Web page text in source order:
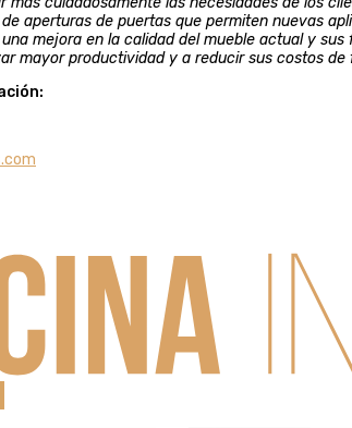
aperturas de puertas que permiten nuevas
mejora en la calidad del mueble actual y
mayor productividad y a reducir sus costos